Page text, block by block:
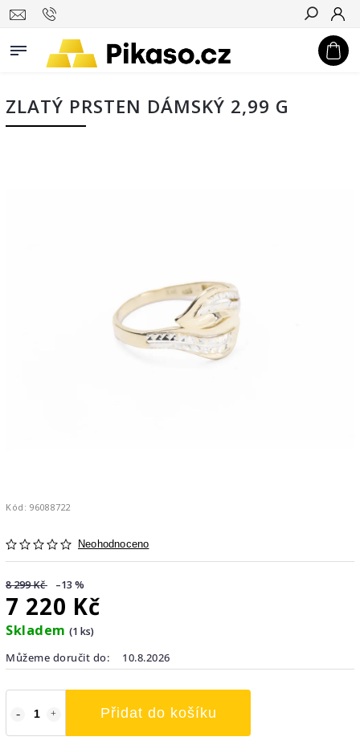
Hledat
ZLATÝ PRSTEN DÁMSKÝ 2,99 G
Kód: 96088722
Neohodnoceno
8 299 Kč –13 %
7 220 Kč
Skladem (1 ks)
Můžeme doručit do:
10.8.2026
Přidat do košíku